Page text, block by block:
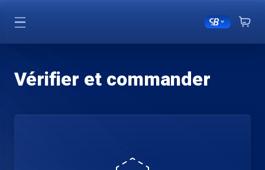
Vérifier et commander